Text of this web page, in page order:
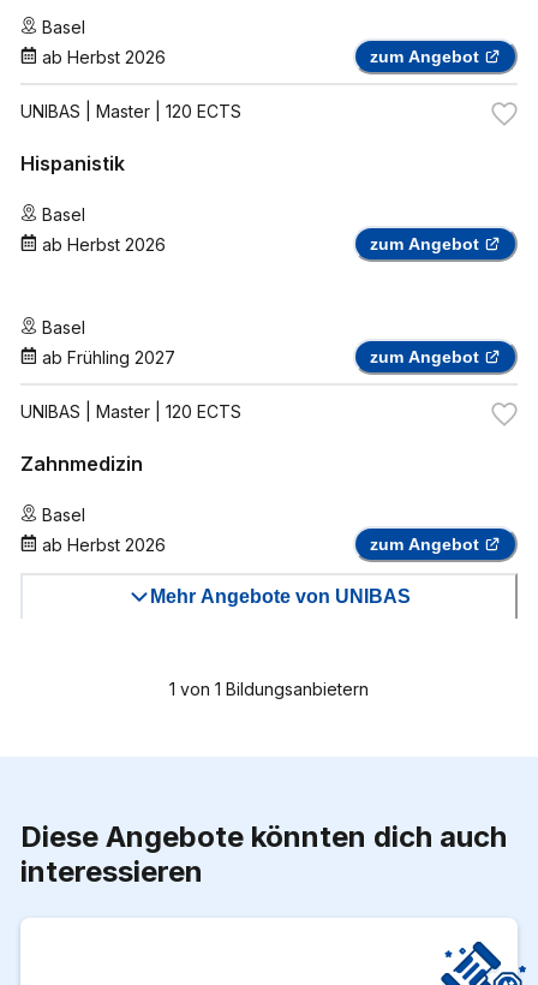
Basel
ab Herbst 2026 zum Angebot
UNIBAS | Master | 120 ECTS
Hispanistik
Basel
ab Herbst 2026 zum Angebot
Basel
ab Frühling 2027 zum Angebot
UNIBAS | Master | 120 ECTS
Zahnmedizin
Basel
ab Herbst 2026 zum Angebot
Mehr Angebote von UNIBAS
1 von 1 Bildungsanbietern
Diese Angebote könnten dich auch
interessieren